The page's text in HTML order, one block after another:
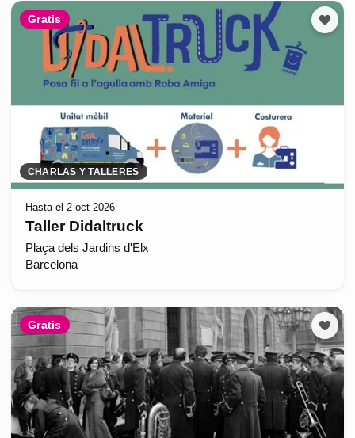
Gratis
CHARLAS Y TALLERES
Hasta el 2 oct 2026
Taller Didaltruck
Plaça dels Jardins d'Elx
Barcelona
Gratis